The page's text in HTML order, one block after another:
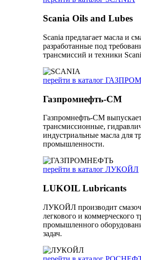
Scania Oils and Lubes
Scania предлагает масла и
разработанные под
трансмиссий и техники
перейти в каталог
Газпромнефть-СМ
Газпромнефть-СМ
трансмиссионные,
индустриальные масла для
промышленности.
перейти в каталог ЛУКОЙЛ
LUKOIL Lubricants
ЛУКОЙЛ производит
легкового и коммерческого
промышленного
задач.